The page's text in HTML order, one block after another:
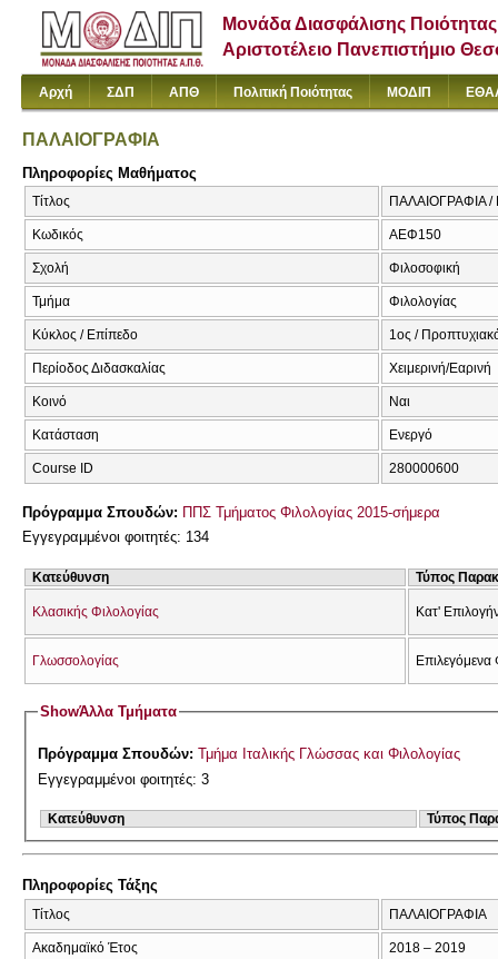
Μονάδα Διασφάλισης Ποιότητας
Αριστοτέλειο Πανεπιστήμιο
Αρχή ΣΔΠ ΑΠΘ Πολιτική Ποιότητας ΜΟΔΙΠ
ΠΑΛΑΙΟΓΡΑΦΙΑ
Πληροφορίες Μαθήματος
Τίτλος ΠΑΛΑΙΟΓΡΑΦΙΑ /
Κωδικός ΑΕΦ150
Σχολή Φιλοσοφική
Τμήμα Φιλολογίας
Κύκλος / Επίπεδο 1ος /
Περίοδος Διδασκαλίας Χειμερινή/Εαρινή
Κοινό Ναι
Κατάσταση Ενεργό
Course ID 280000600
Πρόγραμμα Σπουδών: ΠΠΣ Τμήματος Φιλολογίας 2015-σήμερα
Εγγεγραμμένοι φοιτητές: 134
Κατεύθυνση Τύπος
Κλασικής Φιλολογίας Κατ'
Γλωσσολογίας Επιλεγόμενα
ShowΆλλα Τμήματα
Πρόγραμμα Σπουδών:Τμήμα Ιταλικής Γλώσσας και Φιλολογίας
Εγγεγραμμένοι φοιτητές: 3
Κατεύθυνση Τύπος
Πληροφορίες Τάξης
Τίτλος ΠΑΛΑΙΟΓΡΑΦΙΑ
Ακαδημαϊκό Έτος 2018 – 2019